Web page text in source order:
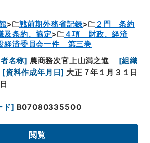
戦前期外務省記録
２門 条約
条約、協定
４項 財政、経済
経済委員会一件 第三巻
名称] 農商務次官上山満之進 [組織
[資料作成年月日] 大正７年１月３１日
ド] B07080335500
閲覧